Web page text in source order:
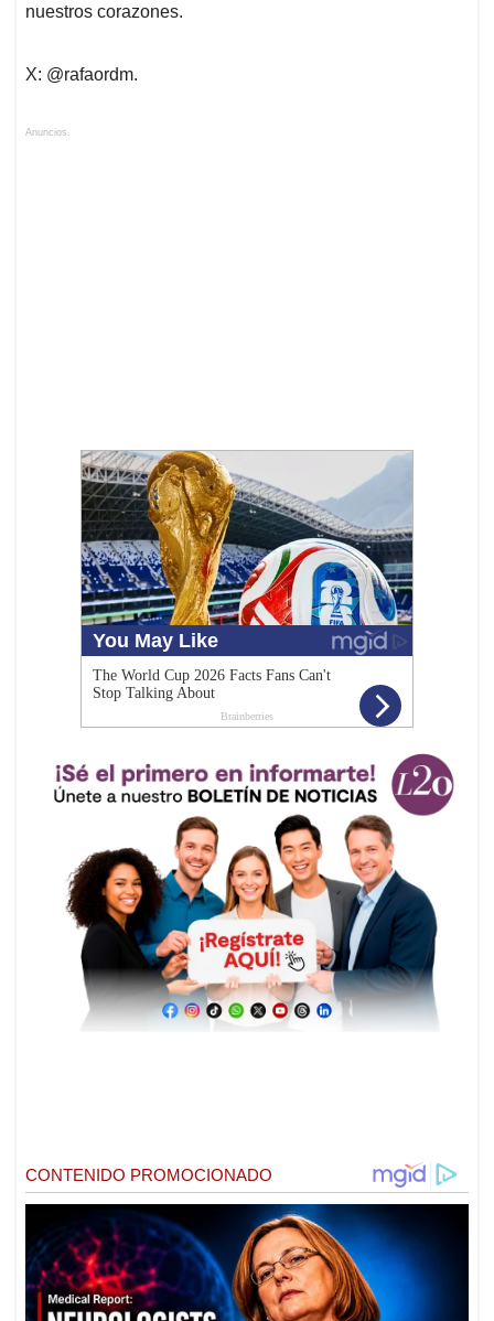
nuestros corazones.
X: @rafaordm.
Anuncios.